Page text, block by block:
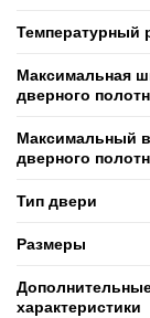
Температурный
Максимальная
дверного
Максимальный
дверного
Тип двери
Размеры
характеристики